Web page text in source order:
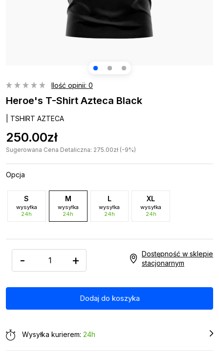
Ilość opinii: 0
Heroe's T-Shirt Azteca Black
| TSHIRT AZTECA
250.00zł
Sugerowana Cena Detaliczna: 275.00zł (-9%)
Opcja
S
wysyłka
24h
M
wysyłka
24h
L
wysyłka
24h
XL
wysyłka
24h
- +
Dostępność w sklepie
stacjonarnym
Wysyłka kurierem: 24h